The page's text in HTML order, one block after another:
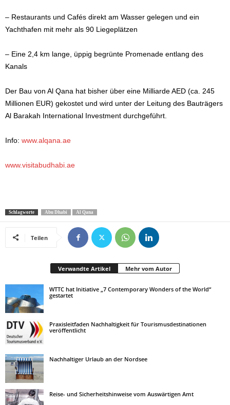
– Restaurants und Cafés direkt am Wasser gelegen und ein
Yachthafen mit mehr als 90 Liegeplätzen
– Eine 2,4 km lange, üppig begrünte Promenade entlang des
Kanals
Der Bau von Al Qana hat bisher über eine Milliarde AED (ca. 245
Millionen EUR) gekostet und wird unter der Leitung des Bauträgers
Al Barakah International Investment durchgeführt.
Info: www.alqana.ae
www.visitabudhabi.ae
Schlagworte Abu Dhabi Al Qana
Teilen
Verwandte Artikel Mehr vom Autor
WTTC hat Initiative „7 Contemporary Wonders of the World“
gestartet
Praxisleitfaden Nachhaltigkeit für Tourismusdestinationen
veröffentlicht
Nachhaltiger Urlaub an der Nordsee
Reise- und Sicherheitshinweise vom Auswärtigen Amt